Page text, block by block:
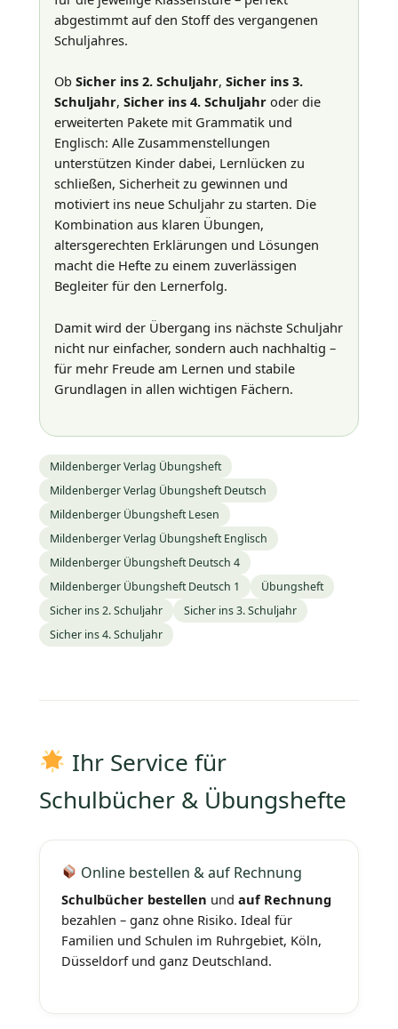
abgestimmt auf den Stoff des vergangenen
Schuljahres.
Ob Sicher ins 2. Schuljahr, Sicher ins 3.
Schuljahr, Sicher ins 4. Schuljahr oder die
erweiterten Pakete mit Grammatik und
Englisch: Alle Zusammenstellungen
unterstützen Kinder dabei, Lernlücken zu
schließen, Sicherheit zu gewinnen und
motiviert ins neue Schuljahr zu starten. Die
Kombination aus klaren Übungen,
altersgerechten Erklärungen und Lösungen
macht die Hefte zu einem zuverlässigen
Begleiter für den Lernerfolg.
Damit wird der Übergang ins nächste Schuljahr
nicht nur einfacher, sondern auch nachhaltig –
für mehr Freude am Lernen und stabile
Grundlagen in allen wichtigen Fächern.
Mildenberger Verlag Übungsheft
Mildenberger Verlag Übungsheft Deutsch
Mildenberger Übungsheft Lesen
Mildenberger Verlag Übungsheft Englisch
Mildenberger Übungsheft Deutsch 4
Mildenberger Übungsheft Deutsch 1
Übungsheft
Sicher ins 2. Schuljahr
Sicher ins 3. Schuljahr
Sicher ins 4. Schuljahr
Ihr Service für
Schulbücher & Übungshefte
Online bestellen & auf Rechnung
Schulbücher bestellen und auf Rechnung
bezahlen – ganz ohne Risiko. Ideal für
Familien und Schulen im Ruhrgebiet, Köln,
Düsseldorf und ganz Deutschland.